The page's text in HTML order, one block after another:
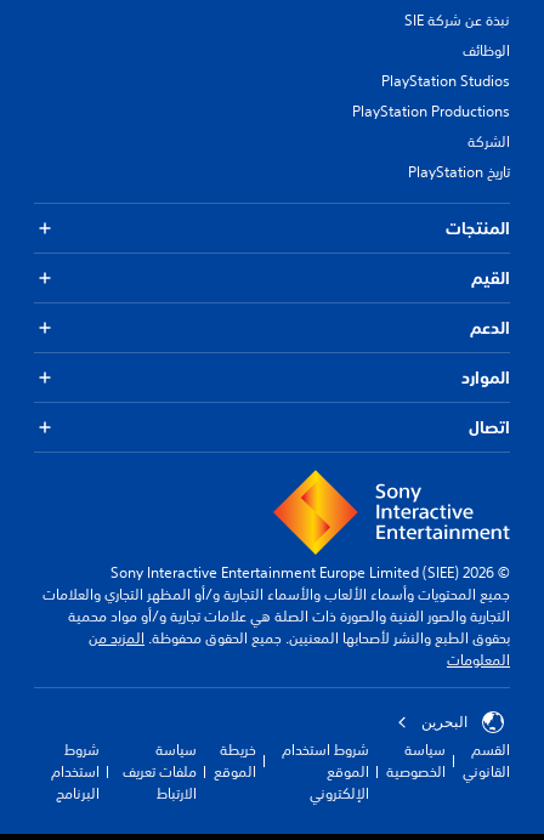
نبذة عن شركة SIE
الوظائف
PlayStation Studios
PlayStation Productions
الشركة
تاريخ PlayStation
المنتجات
القيم
الدعم
الموارد
اتصال
© 2026 Sony Interactive Entertainment Europe Limited (SIEE)
جميع المحتويات وأسماء الألعاب والأسماء التجارية و/أو المظهر التجاري والعلامات
التجارية والصور الفنية والصورة ذات الصلة هي علامات تجارية و/أو مواد محمية
بحقوق الطبع والنشر لأصحابها المعنيين. جميع الحقوق محفوظة. المزيد من
المعلومات
البحرين
القسم
القانوني
سياسة
الخصوصية
شروط استخدام
الموقع
الإلكتروني
خريطة
الموقع
سياسة
ملفات تعريف
الارتباط
شروط
استخدام
البرنامج